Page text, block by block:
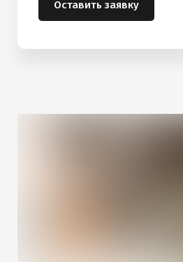
Оставить заявку